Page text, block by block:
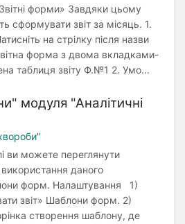
форми» Завдяки цьому
сформувати звіт за місяць. 1.
на стрілку після назви
форма з двома вкладками-
таблиця звіту Ф.№1 2. Умо...
модуля "Аналітичні
ви можете переглянути
даного
форм. Налаштування 1)
звіт» Шаблони форм. 2)
створення шаблону, де